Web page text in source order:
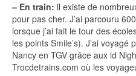
– En train: il existe de
pour pas cher. J’ai parcouru
lorsque j’ai fait le tour des
les points Smile’s). J’ai
Nancy en TGV grâce aux id
Trocdetrains.com où les